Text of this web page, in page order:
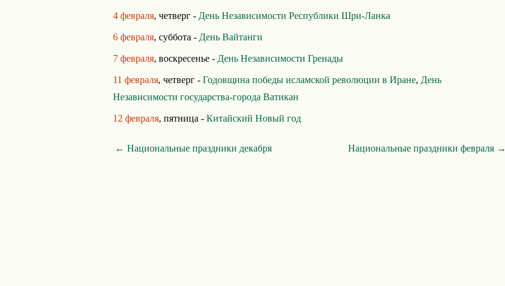
4 февраля, четверг - День Независимости Республики Шри-Ланка
6 февраля, суббота - День Вайтанги
7 февраля, воскресенье - День Независимости Гренады
11 февраля, четверг - Годовщина победы исламской революции в Иране, День
Независимости государства-города Ватикан
12 февраля, пятница - Китайский Новый год
← Национальные праздники декабря Национальные праздники февраля →